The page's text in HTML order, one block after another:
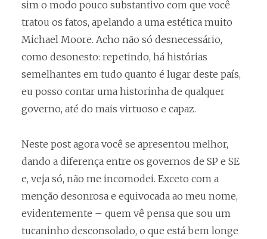
sim o modo pouco substantivo com que você
tratou os fatos, apelando a uma estética muito
Michael Moore. Acho não só desnecessário,
como desonesto: repetindo, há histórias
semelhantes em tudo quanto é lugar deste país,
eu posso contar uma historinha de qualquer
governo, até do mais virtuoso e capaz.
Neste post agora você se apresentou melhor,
dando a diferença entre os governos de SP e SE
e, veja só, não me incomodei. Exceto com a
menção desonrosa e equivocada ao meu nome,
evidentemente – quem vê pensa que sou um
tucaninho desconsolado, o que está bem longe